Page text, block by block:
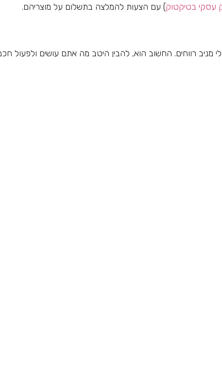
עסקי בטיקטוק) עם הצעות להמלצה בתשלום על מוצריהם.
מניב רווחים. החשוב הוא, להבין היטב מה אתם עושים ולפעול